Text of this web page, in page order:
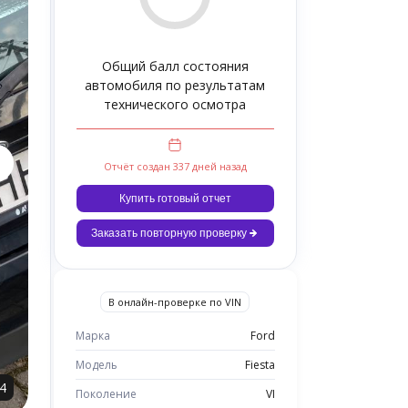
Общий балл состояния
автомобиля по результатам
технического осмотра
Отчёт создан 337 дней назад
Купить готовый отчет
Заказать повторную проверку
В онлайн-проверке по VIN
Марка
Ford
Модель
Fiesta
Поколение
VI